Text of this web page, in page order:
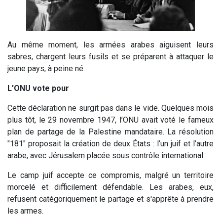
Au même moment, les armées arabes aiguisent leurs
sabres, chargent leurs fusils et se préparent à attaquer le
jeune pays, à peine né.
L’ONU vote pour
Cette déclaration ne surgit pas dans le vide. Quelques mois
plus tôt, le 29 novembre 1947, l’ONU avait voté le fameux
plan de partage de la Palestine mandataire. La résolution
"181" proposait la création de deux États : l’un juif et l’autre
arabe, avec Jérusalem placée sous contrôle international.
Le camp juif accepte ce compromis, malgré un territoire
morcelé et difficilement défendable. Les arabes, eux,
refusent catégoriquement le partage et s'apprête à prendre
les armes.